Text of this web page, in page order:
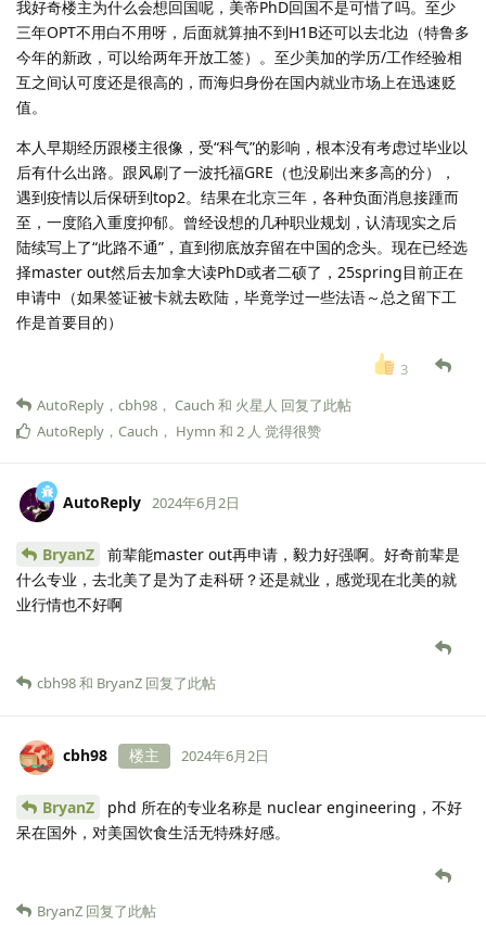
我好奇楼主为什么会想回国呢，美帝PhD回国不是可惜了吗。至少
三年OPT不用白不用呀，后面就算抽不到H1B还可以去北边（特鲁多
今年的新政，可以给两年开放工签）。至少美加的学历/工作经验相
互之间认可度还是很高的，而海归身份在国内就业市场上在迅速贬
值。
本人早期经历跟楼主很像，受“科气”的影响，根本没有考虑过毕业以
后有什么出路。跟风刷了一波托福GRE（也没刷出来多高的分），
遇到疫情以后保研到top2。结果在北京三年，各种负面消息接踵而
至，一度陷入重度抑郁。曾经设想的几种职业规划，认清现实之后
陆续写上了“此路不通”，直到彻底放弃留在中国的念头。现在已经选
择master out然后去加拿大读PhD或者二硕了，25spring目前正在
申请中（如果签证被卡就去欧陆，毕竟学过一些法语～总之留下工
作是首要目的）
3
AutoReply ， cbh98 ， Cauch 和 火星人 回复了此帖
AutoReply ， Cauch ， Hymn 和 2 人 觉得很赞
AutoReply 2024年6月2日
BryanZ
前辈能master out再申请，毅力好强啊。好奇前辈是
什么专业，去北美了是为了走科研？还是就业，感觉现在北美的就
业行情也不好啊
cbh98和 BryanZ 回复了此帖
cbh98 楼主 2024年6月2日
BryanZ
phd 所在的专业名称是 nuclear engineering，不好
呆在国外，对美国饮食生活无特殊好感。
BryanZ 回复了此帖